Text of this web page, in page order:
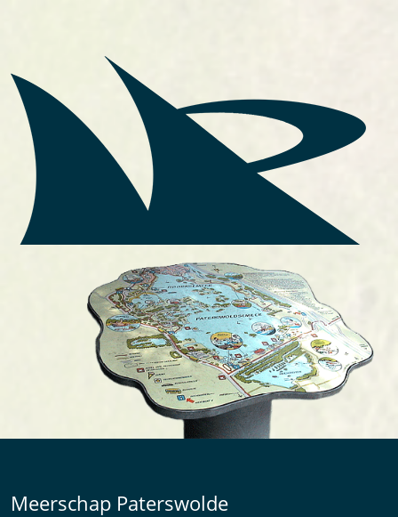
Meerschap Paterswolde